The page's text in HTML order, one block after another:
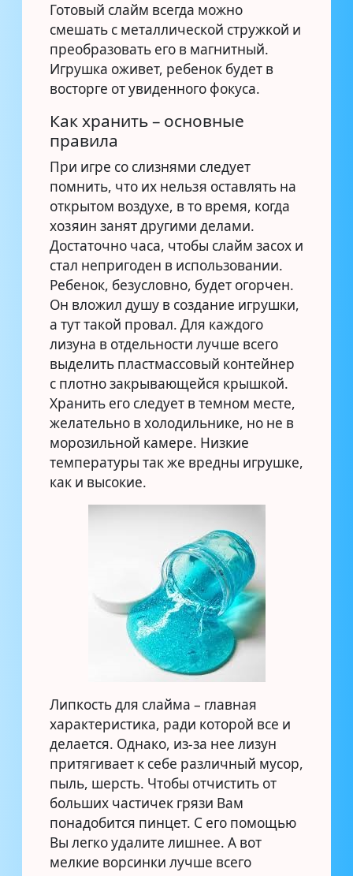
Готовый слайм всегда можно
смешать с металлической стружкой и
преобразовать его в магнитный.
Игрушка оживет, ребенок будет в
восторге от увиденного фокуса.
Как хранить – основные
правила
При игре со слизнями следует
помнить, что их нельзя оставлять на
открытом воздухе, в то время, когда
хозяин занят другими делами.
Достаточно часа, чтобы слайм засох и
стал непригоден в использовании.
Ребенок, безусловно, будет огорчен.
Он вложил душу в создание игрушки,
а тут такой провал. Для каждого
лизуна в отдельности лучше всего
выделить пластмассовый контейнер
с плотно закрывающейся крышкой.
Хранить его следует в темном месте,
желательно в холодильнике, но не в
морозильной камере. Низкие
температуры так же вредны игрушке,
как и высокие.
Липкость для слайма – главная
характеристика, ради которой все и
делается. Однако, из-за нее лизун
притягивает к себе различный мусор,
пыль, шерсть. Чтобы отчистить от
больших частичек грязи Вам
понадобится пинцет. С его помощью
Вы легко удалите лишнее. А вот
мелкие ворсинки лучше всего